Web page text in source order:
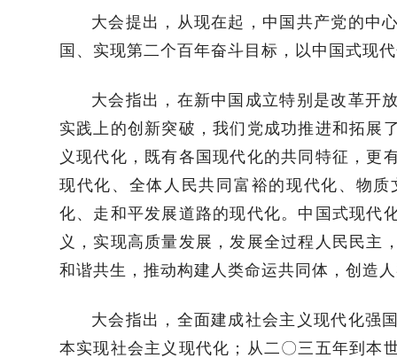
大会提出，从现在起，中国共产党的中
国、实现第二个百年奋斗目标，以中国式现
大会指出，在新中国成立特别是改革开
实践上的创新突破，我们党成功推进和拓展
义现代化，既有各国现代化的共同特征，更
现代化、全体人民共同富裕的现代化、物
化、走和平发展道路的现代化。中国式现代
义，实现高质量发展，发展全过程人民民主
和谐共生，推动构建人类命运共同体，创造人
大会指出，全面建成社会主义现代化强
本实现社会主义现代化；从二〇三五年到本